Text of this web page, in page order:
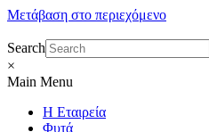
Μετάβαση στο περιεχόμενο
Search
×
Main Menu
Η Εταιρεία
Φυτά